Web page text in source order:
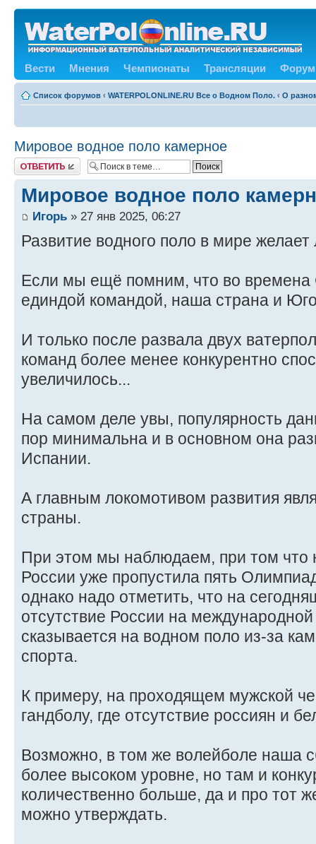
Вести Мнения Чемпионаты Трансляции Форум
Список форумов ‹ WATERPOLONLINE.RU Все о Водном Поло. ‹ О
Мировое водное поло камерное
Ответить
Мировое водное поло
Игорь » 27 янв 2025, 06:27
Развитие водного поло в мире желает
Если мы ещё помним, что во
единдой командой, наша страна и
И только после развала двух
команд более менее конкурентно
увеличилось...
На самом деле увы, популярность
пор минимальна и в основном она
Испании.
А главным локомотивом развития
страны.
При этом мы наблюдаем, при том что
России уже пропустила пять
однако надо отметить, что на
отсутствие России на
сказывается на водном поло из-за
спорта.
К примеру, на проходящем мужской
гандболу, где отсутствие россиян и
Возможно, в том же волейболе наша
более высоком уровне, но там и
количественно больше, да и про тот
можно утверждать.